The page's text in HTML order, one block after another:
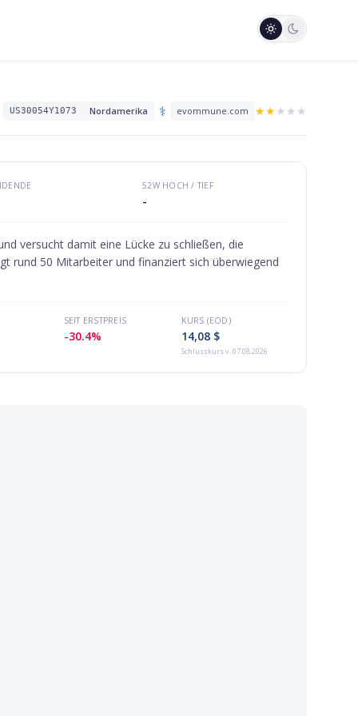
US30054Y1073 Nordamerika ⚕️ evommune.com ★★★ ★ ★
52W HOCH / TIEF
-
versucht damit eine Lücke zu schließen, die
rund 50 Mitarbeiter und finanziert sich überwiegend
SEIT ERSTPREIS
-30.4%
KURS (EOD)
14,08 $
Schlusskursv. 07.08.2026